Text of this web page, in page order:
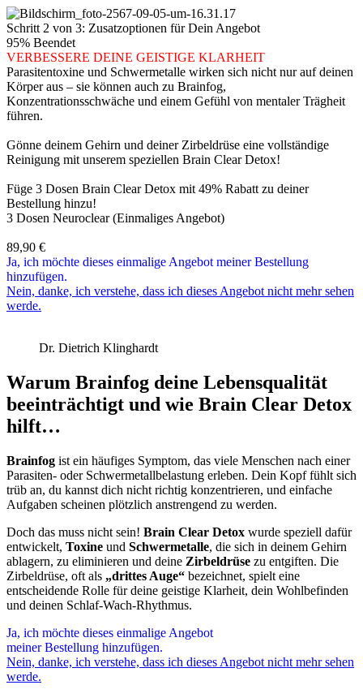
Schritt 2 von 3: Zusatzoptionen für Dein Angebot
95% Beendet
VERBESSERE DEINE GEISTIGE KLARHEIT
Parasitentoxine und Schwermetalle wirken sich nicht nur auf deinen
Körper aus – sie können auch zu Brainfog,
Konzentrationsschwäche und einem Gefühl von mentaler Trägheit
führen.
Gönne deinem Gehirn und deiner Zirbeldrüse eine vollständige
Reinigung mit unserem speziellen Brain Clear Detox!
Füge 3 Dosen Brain Clear Detox mit 49% Rabatt zu deiner
Bestellung hinzu!
3 Dosen Neuroclear (Einmaliges Angebot)
89,90 €
Ja, ich möchte dieses einmalige Angebot meiner Bestellung
hinzufügen.
Nein, danke, ich verstehe, dass ich dieses Angebot nicht mehr sehen
werde.
Dr. Dietrich Klinghardt
Warum Brainfog deine Lebensqualität
beeinträchtigt und wie Brain Clear Detox
hilft…
Brainfog ist ein häufiges Symptom, das viele Menschen nach einer
Parasiten- oder Schwermetallbelastung erleben. Dein Kopf fühlt sich
trüb an, du kannst dich nicht richtig konzentrieren, und einfache
Aufgaben scheinen plötzlich anstrengend zu werden.
Doch das muss nicht sein! Brain Clear Detox wurde speziell dafür
entwickelt, Toxine und Schwermetalle, die sich in deinem Gehirn
ablagern, zu eliminieren und deine Zirbeldrüse zu entgiften. Die
Zirbeldrüse, oft als „drittes Auge“ bezeichnet, spielt eine
entscheidende Rolle für deine geistige Klarheit, dein Wohlbefinden
und deinen Schlaf-Wach-Rhythmus.
Ja, ich möchte dieses einmalige Angebot
meiner Bestellung hinzufügen.
Nein, danke, ich verstehe, dass ich dieses Angebot nicht mehr sehen
werde.